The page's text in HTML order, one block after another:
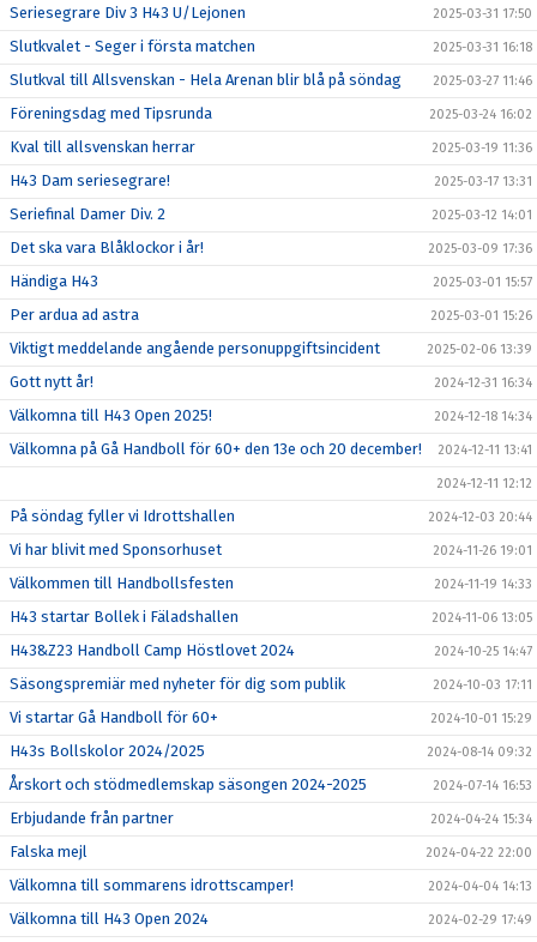
Seriesegrare Div 3 H43 U/Lejonen 2025-03-31 17:50
Slutkvalet - Seger i första matchen 2025-03-31 16:18
Slutkval till Allsvenskan - Hela Arenan blir blå på söndag 2025-03-27 11:46
Föreningsdag med Tipsrunda 2025-03-24 16:02
Kval till allsvenskan herrar 2025-03-19 11:36
H43 Dam seriesegrare! 2025-03-17 13:31
Seriefinal Damer Div. 2 2025-03-12 14:01
Det ska vara Blåklockor i år! 2025-03-09 17:36
Händiga H43 2025-03-01 15:57
Per ardua ad astra 2025-03-01 15:26
Viktigt meddelande angående personuppgiftsincident 2025-02-06 13:39
Gott nytt år! 2024-12-31 16:34
Välkomna till H43 Open 2025! 2024-12-18 14:34
Välkomna på Gå Handboll för 60+ den 13e och 20 december! 2024-12-11 13:41
2024-12-11 12:12
På söndag fyller vi Idrottshallen 2024-12-03 20:44
Vi har blivit med Sponsorhuset 2024-11-26 19:01
Välkommen till Handbollsfesten 2024-11-19 14:33
H43 startar Bollek i Fäladshallen 2024-11-06 13:05
H43&Z23 Handboll Camp Höstlovet 2024 2024-10-25 14:47
Säsongspremiär med nyheter för dig som publik 2024-10-03 17:11
Vi startar Gå Handboll för 60+ 2024-10-01 15:29
H43s Bollskolor 2024/2025 2024-08-14 09:32
Årskort och stödmedlemskap säsongen 2024-2025 2024-07-14 16:53
Erbjudande från partner 2024-04-24 15:34
Falska mejl 2024-04-22 22:00
Välkomna till sommarens idrottscamper! 2024-04-04 14:13
Välkomna till H43 Open 2024 2024-02-29 17:49